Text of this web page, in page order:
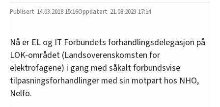
14.03.2018 15:16 21.08.2023 17:14
Nå er EL og IT Forbundets forhandlingsdelegasjon på
LOK-området (Landsoverenskomsten for
elektrofagene) i gang med såkalt forbundsvise
tilpasningsforhandlinger med sin motpart hos NHO,
Nelfo.